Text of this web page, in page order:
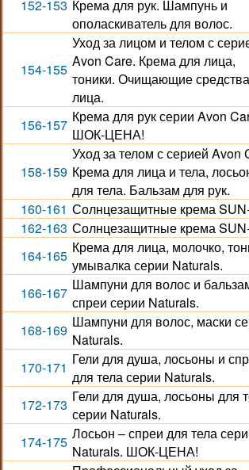
152-153 Крема для рук. Шампунь и
ополаскиватель для волос.
154-155
Уход за лицом и телом с
Avon Care. Крема для лица,
тоники. Очищающие
лица.
156-157 Крема для рук серии Avon
ШОК-ЦЕНА!
158-159
Уход за телом с серией Avon
Крема для лица и тела,
для тела. Бальзам для рук.
160-161 Солнцезащитные крема
162-163 Солнцезащитные крема
164-165 Крема для лица, молочко,
умывалка серии Naturals.
166-167 Шампуни для волос и
спреи серии Naturals.
168-169 Шампуни для волос, маски
Naturals.
170-171 Гели для душа, лосьоны и
для тела серии Naturals.
172-173 Гели для душа, лосьоны для
серии Naturals.
174-175 Лосьон – спреи для тела
Naturals. ШОК-ЦЕНА!